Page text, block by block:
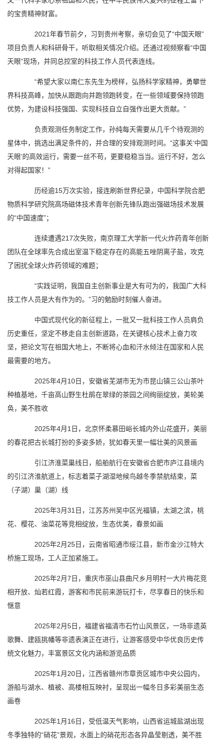
的宝贵精神财富。
2021年春节前夕，习到贵州考察，亲切会见了“中国天眼”
项目负责人和科研骨干，听取相关情况介绍。还通过视频察看“中国
天眼”现场，并同总控室的科技工作人员代表连线。
“希望大家以南仁东先生为榜样，弘扬科学家精神，勇攀世
界科技高峰，加快从跟跑向并跑领跑转变，在一些领域要保持领跑
优势，为建设科技强国、实现科技自立自强作出更大贡献。”
负责观测任务制定工作，孙纯每天需要从几千个待观测的
星体中，挑选出满足条件的，并合理的安排观测时间。“这事关‘中国
天眼’的高效运行，需要一丝不苟，更要稳稳当当。运行不好，怎么
对得起国家！”
历经逾15万次实验，接连刷新世界纪录，中国科学院合肥
物质科学研究院高场磁体技术青年创新先锋队跑出强磁场技术发展
的“中国速度”；
连续遭遇217次失败，南京理工大学新一代火炸药青年创新
团队在全球率先合成出室温下稳定存在的高能五唑阴离子盐，攻克
了困扰全球火炸药领域的难题；
“实践证明，我国自主创新事业是大有可为的，我国广大科
技工作人员是大有作为的。”习的勉励时刻催人奋进。
中国式现代化的新征程上，一批又一批科技工作人员肩负
历史重任，坚定不移走自主创新道路，在关键核心技术上奋力攻
坚，把论文写在祖国大地上，不断将心血和汗水倾注在国家和人民
最需要的地方。
2025年4月10日，安徽省芜湖市无为市昆山镇三公山茶叶
种植基地，千亩高山野生杜鹃在翠绿的茶园之间绚丽绽放，美轮美
奂，美不胜收
2025年4月1日，北京怀柔慕田峪长城内外山花盛开，美丽
的春花把古长城打扮的多姿多娇，犹如春天里一幅壮美的风景画
引江济淮菜巢线日，船舶航行在安徽省合肥市庐江县境内
的引江济淮航道上，标志着菜子湖湿地候鸟越冬季禁航结束，菜
（子湖）巢（湖）线
2025年3月31日，江苏苏州吴中区光福镇，太湖之滨，桃
花、樱花、油菜花等竞相绽放，生态优美，春景如画
2025年2月25日，云南省昭通市绥江县，新市金沙江特大
桥施工现场，工人正加紧施工。
2025年2月7日，重庆市巫山县曲尺乡月明村一大片梅花竞
相开放、灿若红霞，游客和市民前来游玩打卡，尽享春日的快乐和
惬意
2025年2月5日，福建省福清市石竹山风景区，一场非遗英
歌舞、建瓯挑幡等非遗表演正在进行，让游客感受中华优良历史传
统文化魅力，丰富景区文化内涵和游览品质
2025年1月20日，江西省赣州市章贡区城市中央公园内，
游船与湖水、植被、高楼相互映衬，呈现出一幅冬日多彩美丽生态
画卷
2025年1月16日，受低温天气影响，山西省运城盐湖出现
冬季独特的“硝花”景观，水面上的硝花形态各异晶莹剔透，美不胜